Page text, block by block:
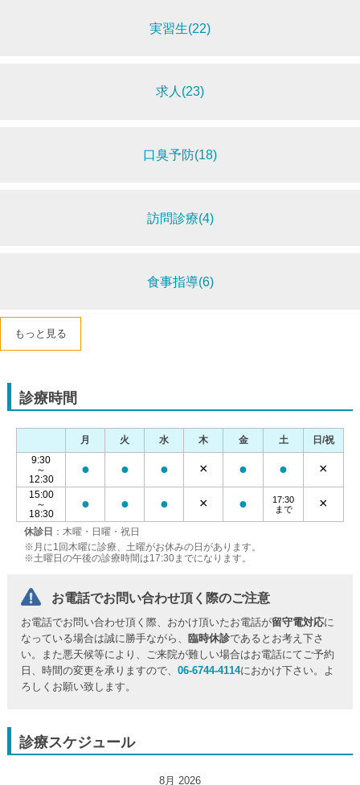
実習生(22)
求人(23)
口臭予防(18)
訪問診療(4)
食事指導(6)
もっと見る
診療時間
休診日 ：木曜・日曜・祝日
※月に1回木曜に診療、土曜がお休みの日があります。
※土曜日の午後の診療時間は17:30までになります。
月 火 水 木 金 土
日/祝
9:30
～
12:30
● ● ● × ● ● ×
15:00
～
18:30
● ● ● × ●
17:30
まで
×
お電話でお問い合わせ頂く際のご注意
お電話でお問い合わせ頂く際、おかけ頂いたお電話が留守電対応に
なっている場合は誠に勝手ながら、
臨時休診であるとお考え下さ
い。また悪天候等により、ご来院が難しい場合はお電話にてご予約
日、時間の変更を承りますので、06-6744-4114におかけ下さい。よ
ろしくお願い致します。
診療スケジュール
8月 2026